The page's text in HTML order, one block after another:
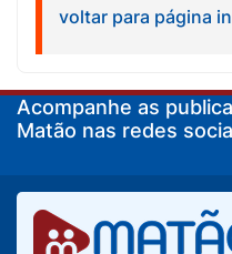
voltar para página
Acompanhe as
Matão nas redes